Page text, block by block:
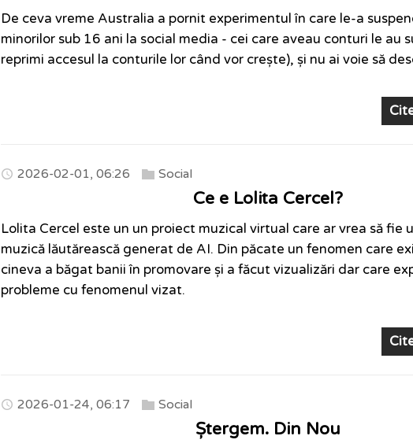
De ceva vreme Australia a pornit experimentul în care le-a
minorilor sub 16 ani la social media - cei care aveau conturi le au
reprimi accesul la conturile lor când vor crește), și nu ai voie să
2026-02-01, 06:26 Social
Ce e Lolita Cercel?
Lolita Cercel este un un proiect muzical virtual care ar vrea să fie
muzică lăutărească generat de AI. Din păcate un fenomen care
cineva a băgat banii în promovare și a făcut vizualizări dar care
probleme cu fenomenul vizat.
2026-01-24, 06:17 Social
Ștergem. Din Nou